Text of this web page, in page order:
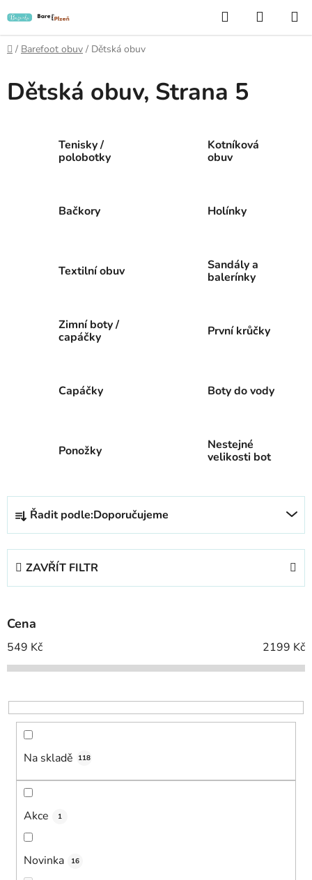
na
obsah
Hledat
KOŠÍK
Domů
/ Barefoot obuv / Dětská obuv
Dětská obuv, Strana 5
Tenisky /
polobotky
Kotníková
obuv
Bačkory Holínky
Textilní obuv
Sandály a
balerínky
Zimní boty /
capáčky
První krůčky
Capáčky Boty do vody
Ponožky
Nestejné
velikosti bot
Ř
z
p
r
o
d
k
t
Řadit podle:Doporučujeme
ZAVŘÍT FILTR
Cena
549 Kč 2199 Kč
Na skladě 118
Akce 1
Novinka 16